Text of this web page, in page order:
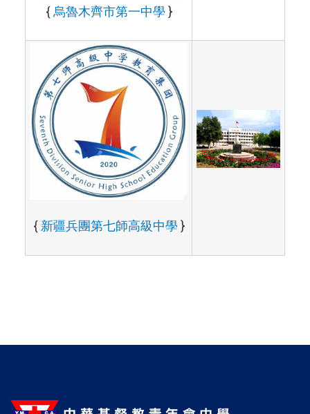
{ 烏魯木齊市第一中學 }
{ 新疆兵團第七師高級中學 }